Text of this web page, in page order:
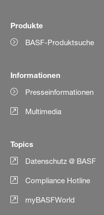
Produkte
BASF-Produktsuche
Informationen
Presseinformationen
Multimedia
Topics
Datenschutz @ BASF
Compliance Hotline
myBASFWorld